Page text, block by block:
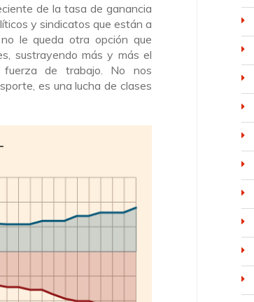
de la tasa de ganancia
y sindicatos que están a
le queda otra opción que
sustrayendo más y más el
fuerza de trabajo. No nos
es una lucha de clases